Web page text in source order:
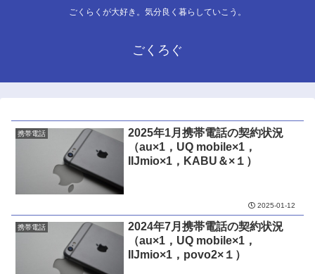
ごくらくが大好き。気分良く暮らしていこう。
ごくろぐ
携帯電話
2025年1月携帯電話の契約状況
（au×1，UQ mobile×1，
IIJmio×1，KABU＆×１）
2025-01-12
携帯電話
2024年7月携帯電話の契約状況
（au×1，UQ mobile×1，
IIJmio×1，povo2×１）